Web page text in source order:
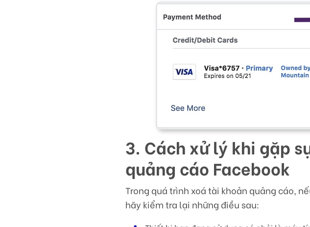
3. Cách xử lý khi gặp
quảng cáo Facebook
Trong quá trình xoá tài khoản quảng cáo,
hãy kiểm tra lại những điều sau: